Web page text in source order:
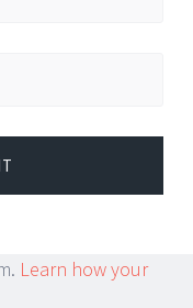
Learn how your